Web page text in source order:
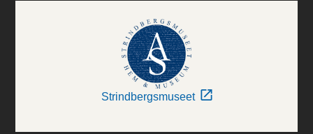
Strindbergsmuseet